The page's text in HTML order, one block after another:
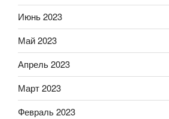
Июнь 2023
Май 2023
Апрель 2023
Март 2023
Февраль 2023